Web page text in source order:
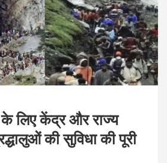
के लिए केंद्र और राज्य
की सुविधा की पूरी